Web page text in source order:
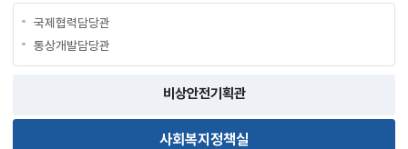
국제협력담당관
통상개발담당관
비상안전기획관
사회복지정책실